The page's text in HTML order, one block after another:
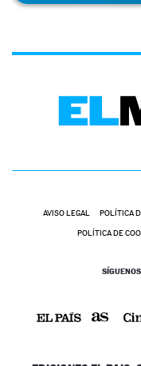
AVISO LEGAL POLÍTICA
POLÍTICA DE